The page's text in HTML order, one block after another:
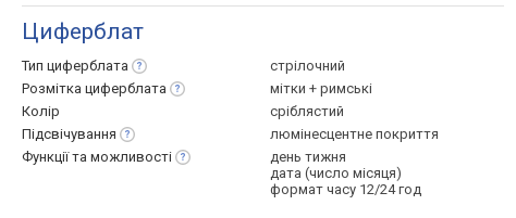
Циферблат
Тип циферблата
стрілочний
Розмітка циферблата
мітки + римські
Колір
сріблястий
Підсвічування
люмінесцентне покриття
Функції та можливості
день тижня
дата (число місяця)
формат часу 12/24 год